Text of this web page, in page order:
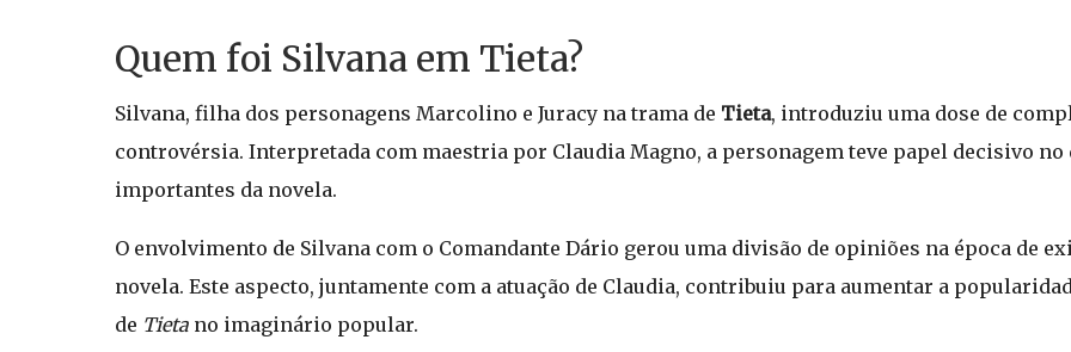
Quem foi Silvana em Tieta?
Silvana, filha dos personagens Marcolino e Juracy na trama de Tieta, introduziu uma dose de
controvérsia. Interpretada com maestria por Claudia Magno, a personagem teve papel decisivo
importantes da novela.
O envolvimento de Silvana com o Comandante Dário gerou uma divisão de opiniões na época de
novela. Este aspecto, juntamente com a atuação de Claudia, contribuiu para aumentar a
de Tieta no imaginário popular.